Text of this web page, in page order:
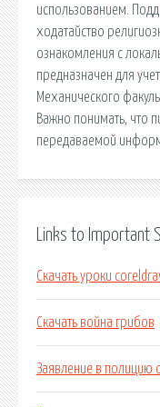
использованием.
ходатайство
ознакомления с
предназначен для
Механического
Важно понимать, что
передаваемой
Links to Important
Скачать уроки
Скачать война грибов
Заявление в полицию